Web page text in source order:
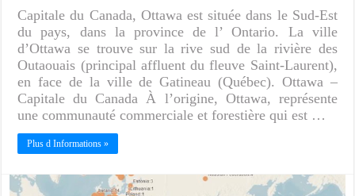
Capitale du Canada, Ottawa est située dans le Sud-Est
du pays, dans la province de l’ Ontario. La ville
d’Ottawa se trouve sur la rive sud de la rivière des
Outaouais (principal affluent du fleuve Saint-Laurent),
en face de la ville de Gatineau (Québec). Ottawa –
Capitale du Canada À l’origine, Ottawa, représente
une communauté commerciale et forestière qui est …
Plus d Informations »